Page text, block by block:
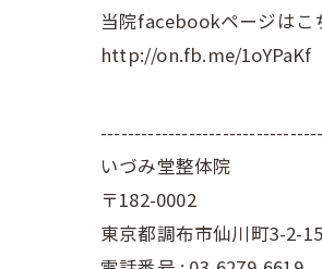
当院facebookページはこ
http://on.fb.me/1oYPaKf
いづみ堂整体院
〒182-0002
東京都調布市仙川町3-2-